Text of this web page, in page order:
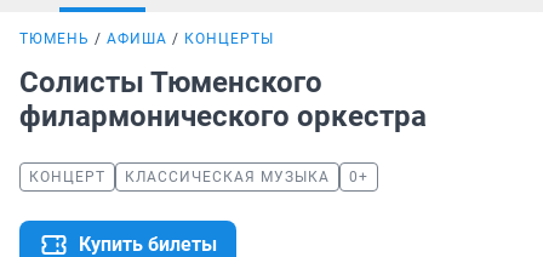
ТЮМЕНЬ АФИША КОНЦЕРТЫ
Солисты Тюменского
филармонического оркестра
КОНЦЕРТ КЛАССИЧЕСКАЯ МУЗЫКА 0+
Купить билеты